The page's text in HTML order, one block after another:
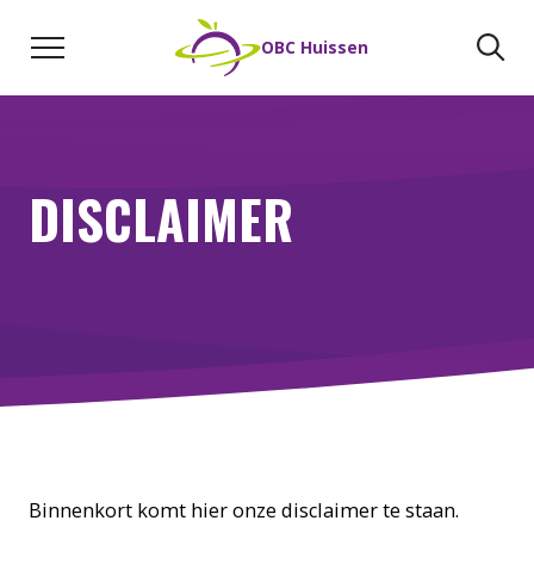
OBC Huissen
DISCLAIMER
Binnenkort komt hier onze disclaimer te staan.